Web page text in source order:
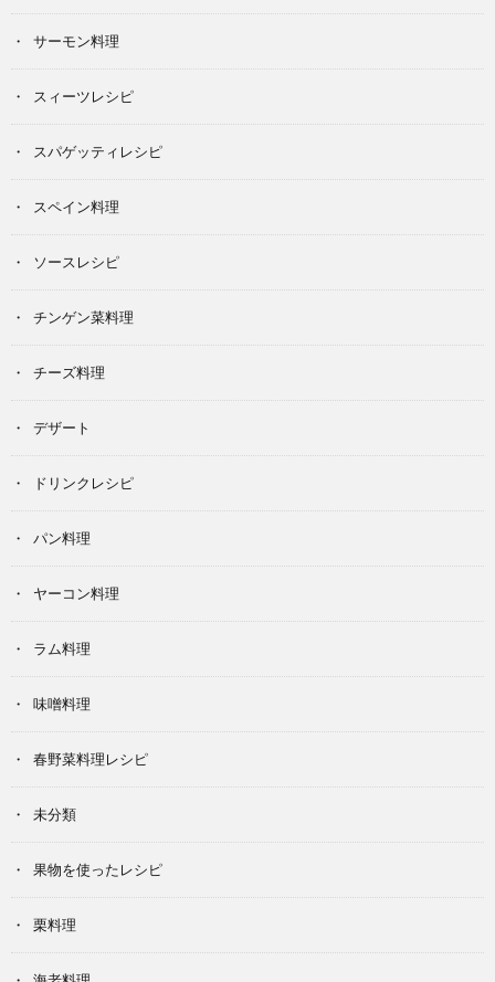
サーモン料理
スィーツレシピ
スパゲッティレシピ
スペイン料理
ソースレシピ
チンゲン菜料理
チーズ料理
デザート
ドリンクレシピ
パン料理
ヤーコン料理
ラム料理
味噌料理
春野菜料理レシピ
未分類
果物を使ったレシピ
栗料理